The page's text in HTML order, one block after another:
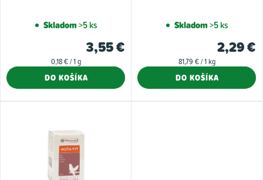
v
t
o
Skladom>5 ks
3,55 €
Jednotková
0,18 € / 1 g
DO KOŠÍKA
Skladom>5 ks
2,29 €
Jednotková
81,79 € / 1 kg
DO KOŠÍKA